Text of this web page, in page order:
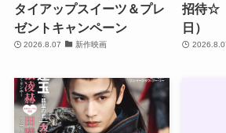
タイアップスイーツ＆プレ
ゼントキャンペーン
2026.8.07 新作映画
招待☆
日）